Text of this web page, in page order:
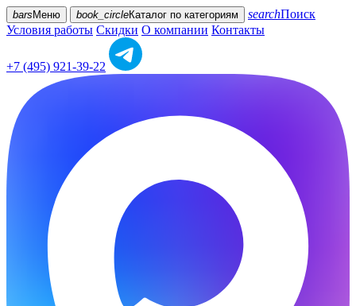
bars Меню book_circleКаталог по категориям searchПоиск
Условия работы Скидки О компании Контакты
+7 (495) 921-39-22